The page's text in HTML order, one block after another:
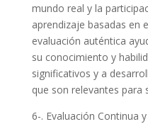
mundo real y la
aprendizaje basadas en
evaluación auténtica
su conocimiento y
significativos y a
que son relevantes para
6-. Evaluación Continua